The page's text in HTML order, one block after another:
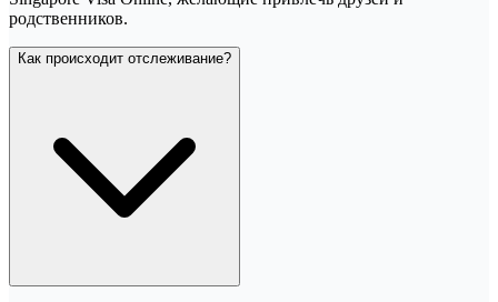
родственников.
Как происходит отслеживание?